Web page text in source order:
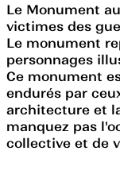
Le Monument
victimes des
Le monument
personnages
Ce monument
endurés par
architecture et
manquez pas
collective et de